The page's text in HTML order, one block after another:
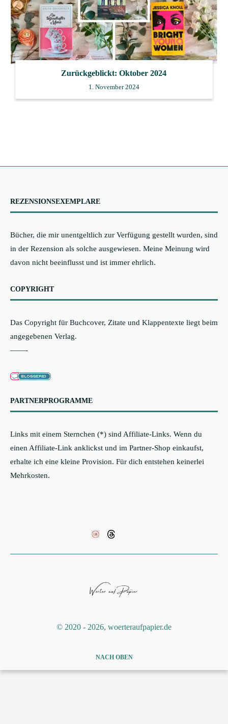
Zurückgeblickt: Oktober 2024
1. November 2024
REZENSIONSEXEMPLARE
Bücher, die mir unentgeltlich zur Verfügung gestellt wurden, sind
in der Rezension als solche ausgewiesen. Meine Meinung wird
davon nicht beeinflusst und ist immer ehrlich.
COPYRIGHT
Das Copyright für Buchcover, Zitate und Klappentexte liegt beim
angegebenen Verlag.
——-
PARTNERPROGRAMME
Links mit einem Sternchen (*) sind Affiliate-Links. Wenn du
einen Affiliate-Link anklickst und im Partner-Shop einkaufst,
erhalte ich eine kleine Provision. Für dich entstehen keinerlei
Mehrkosten.
©️ 2020 - 2026, woerteraufpapier.de
NACH OBEN